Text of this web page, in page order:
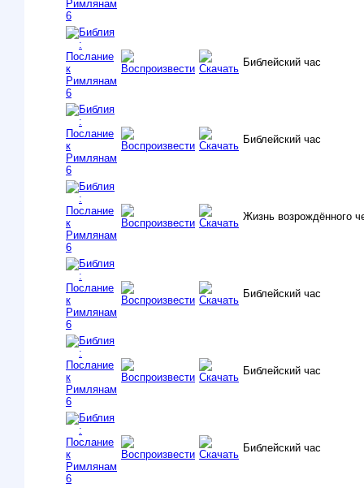
Библейский час
Библейский час
Жизнь возрождённого
Библейский час
Библейский час
Библейский час